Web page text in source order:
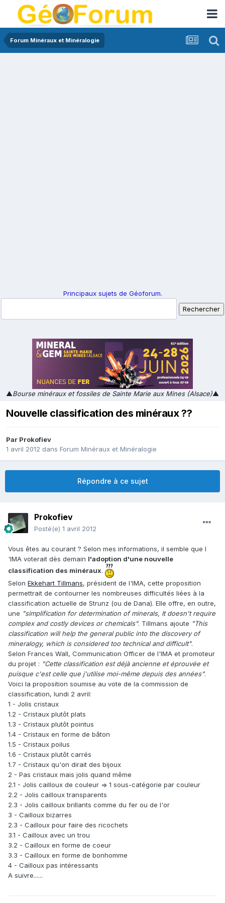
Forum Minéraux et Minéralogie
Principaux sujets de Géoforum.
▲Bourse minéraux et fossiles de Sainte Marie aux Mines (Alsace)▲
Nouvelle classification des minéraux ??
Par Prokofiev
1 avril 2012 dans Forum Minéraux et Minéralogie
Répondre à ce sujet
Prokofiev
Posté(e) 1 avril 2012
Vous êtes au courant ? Selon mes informations, il semble que l
'IMA voterait dès demain l'adoption d'une nouvelle
classification des minéraux.
Selon Ekkehart Tillmans, président de l'IMA, cette proposition
permettrait de contourner les nombreuses difficultés liées à la
classification actuelle de Strunz (ou de Dana). Elle offre, en outre,
une "simplification for determination of minerals, It doesn't require
complex and costly devices or chemicals". Tillmans ajoute "This
classification will help the general public into the discovery of
mineralogy, which is considered too technical and difficult".
Selon Frances Wall, Communication Officer de l'IMA et promoteur
du projet : "Cette classification est déjà ancienne et éprouvée et
puisque c'est celle que j'utilise moi-même depuis des années".
Voici la proposition soumise au vote de la commission de
classification, lundi 2 avril:
1 - Jolis cristaux
1.2 - Cristaux plutôt plats
1.3 - Cristaux plutôt pointus
1.4 - Cristaux en forme de bâton
1.5 - Cristaux poilus
1.6 - Cristaux plutôt carrés
1.7 - Cristaux qu'on dirait des bijoux
2 - Pas cristaux mais jolis quand même
2.1 - Jolis cailloux de couleur => 1 sous-catégorie par couleur
2.2 - Jolis cailloux transparents
2.3 - Jolis cailloux brillants comme du fer ou de l'or
3 - Cailloux bizarres
2.3 - Cailloux pour faire des ricochets
3.1 - Cailloux avec un trou
3.2 - Cailloux en forme de coeur
3.3 - Cailloux en forme de bonhomme
4 - Cailloux pas intéressants
A suivre......